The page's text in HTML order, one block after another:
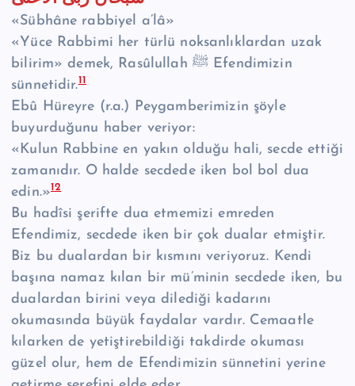
«Sübhâne rabbiyel a’lâ»
«Yüce Rabbimi her türlü noksanlıklardan uzak
bilirim» demek, Rasûlullah ﷺ Efendimizin
sünnetidir.11
Ebû Hüreyre (r.a.) Peygamberimizin şöyle
buyurduğunu haber veriyor:
«Kulun Rabbine en yakın olduğu hali, secde ettiği
zamanıdır. O halde secdede iken bol bol dua
edin.»12
Bu hadîsi şerifte dua etmemizi emreden
Efendimiz, secdede iken bir çok dualar etmiştir.
Biz bu dualardan bir kısmını veriyoruz. Kendi
başına namaz kılan bir mü’minin secdede iken, bu
dualardan birini veya dilediği kadarını
okumasında büyük faydalar vardır. Cemaatle
kılarken de yetiştirebildiği takdirde okuması
güzel olur, hem de Efendimizin sünnetini yerine